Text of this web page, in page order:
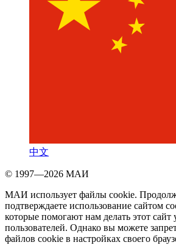
中文
© 1997—2026 МАИ
МАИ использует файлы cookie.
подтверждаете использование сайтом
которые помогают нам делать этот сайт
пользователей. Однако вы можете
файлов cookie в настройках своего